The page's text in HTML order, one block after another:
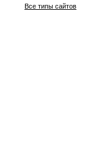
Все типы сайтов